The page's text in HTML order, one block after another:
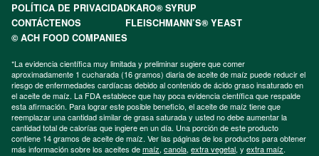
POLÍTICA DE PRIVACIDADKARO® SYRUP
CONTÁCTENOS
FLEISCHMANN’S® YEAST
© ACH FOOD COMPANIES
*La evidencia científica muy limitada y preliminar sugiere que comer
aproximadamente 1 cucharada (16 gramos) diaria de aceite de maíz puede reducir el
riesgo de enfermedades cardíacas debido al contenido de ácido graso insaturado en
el aceite de maíz. La FDA establece que hay poca evidencia científica que respalde
esta afirmación. Para lograr este posible beneficio, el aceite de maíz tiene que
reemplazar una cantidad similar de grasa saturada y usted no debe aumentar la
cantidad total de calorías que ingiere en un día. Una porción de este producto
contiene 14 gramos de aceite de maíz. Ver las páginas de los productos para obtener
más información sobre los aceites demaíz, canola, extra vegetal, y extra maíz.